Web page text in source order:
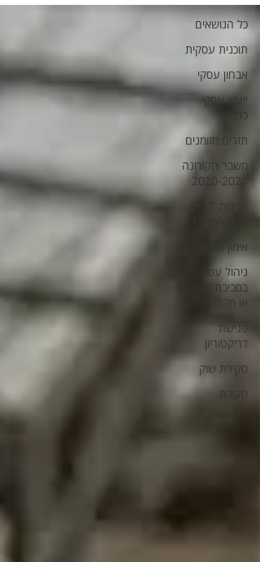
כל הנושאים
תוכנית עסקית
אבחון עסקי
ייעוץ עסקי
כלכלי
תזרים מזומנים
משבר הקורונה
2020-2021
אימון מנטאלי
ניהול עסק
בסביבת משבר
או מלחמה
פגישת
דריקטוריון
סקירת שוק
סקירת